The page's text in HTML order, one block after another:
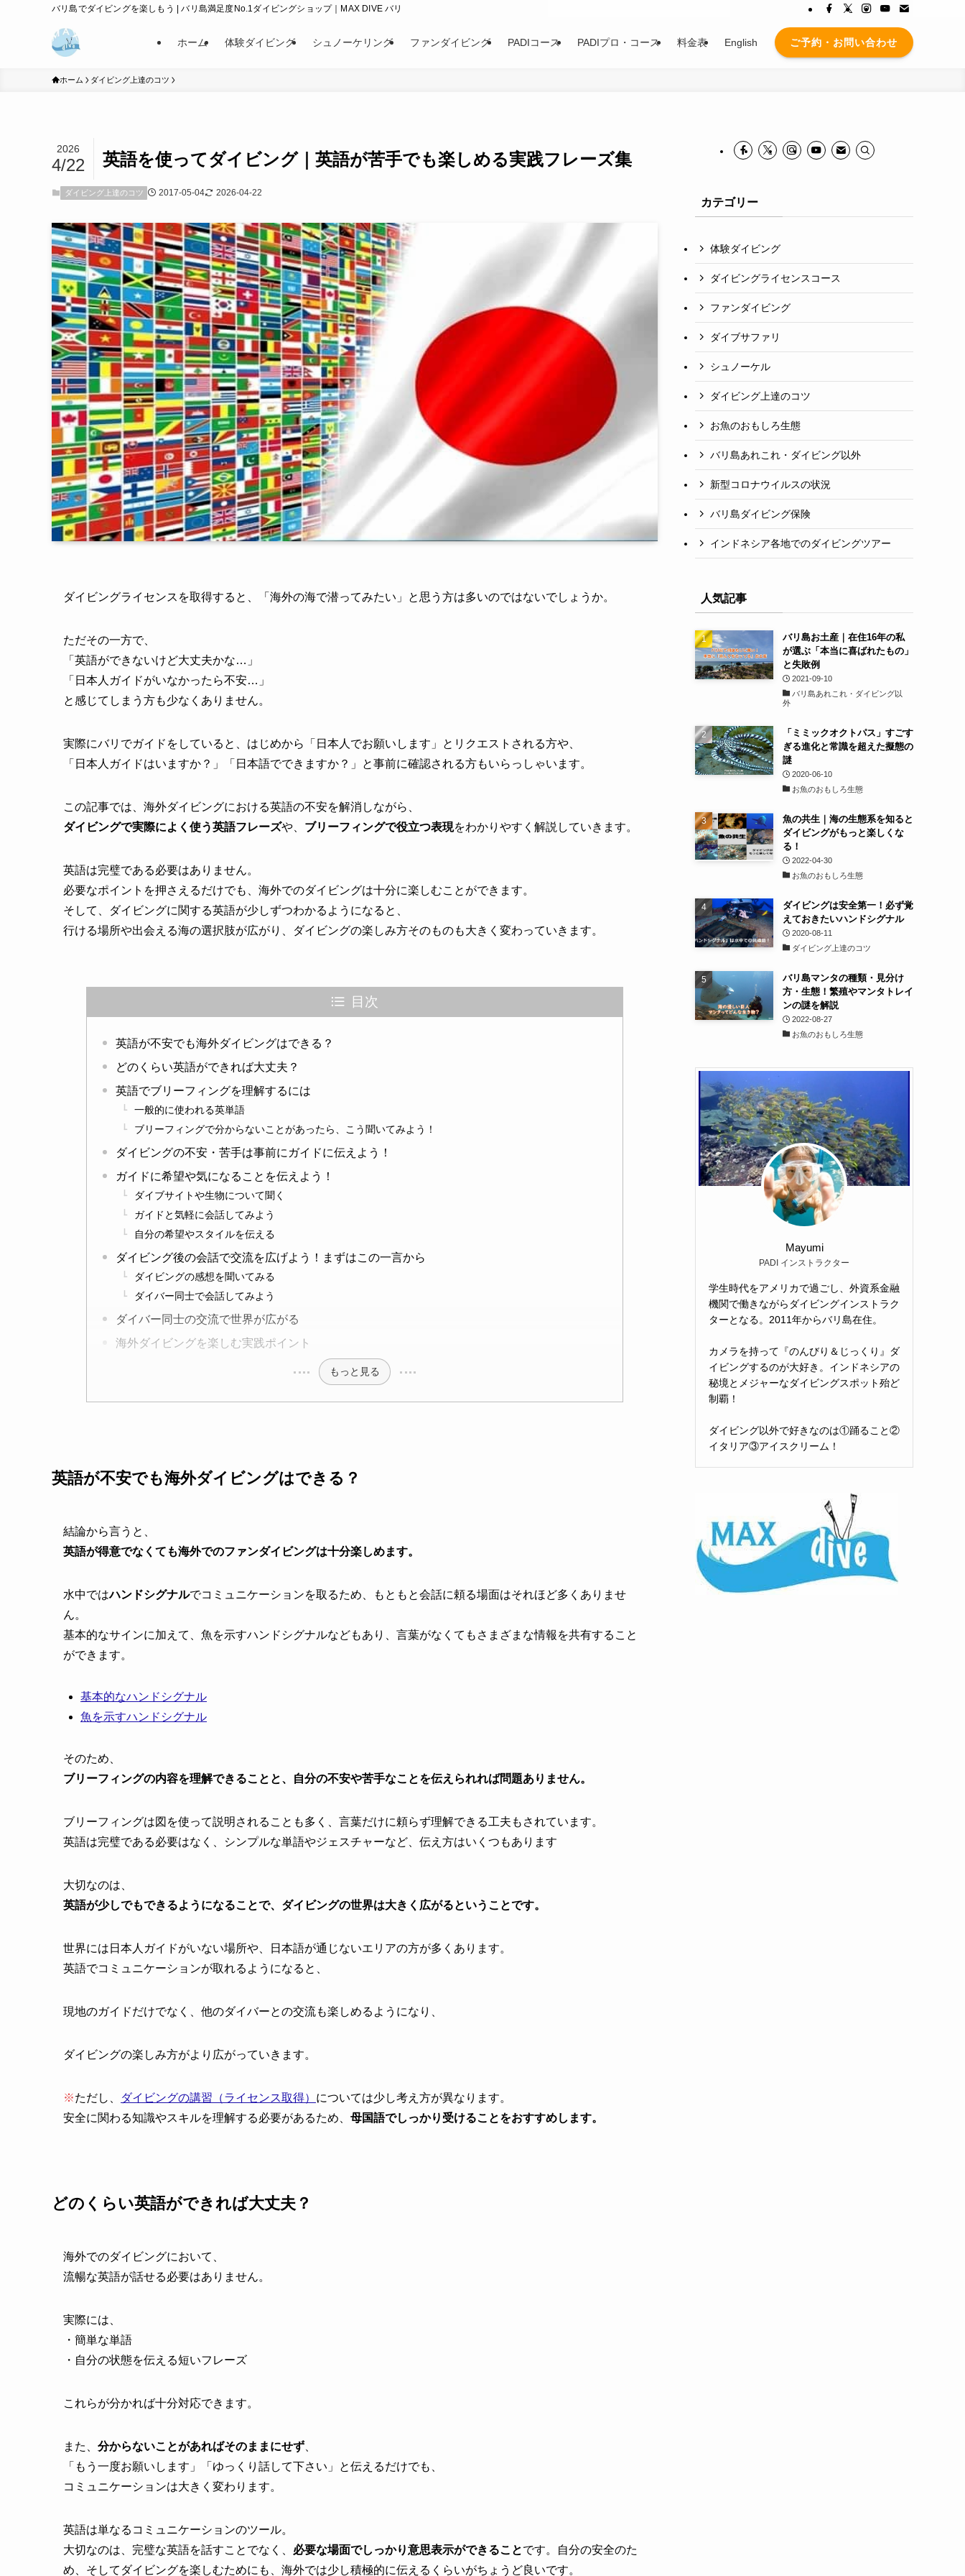
バリ島でダイビングを楽しもう | バリ島満足度No.1ダイビングショップ｜MAX DIVE バリ
ホーム 体験ダイビング シュノーケリング ファンダイビング PADIコース PADIプロ・コース 料金表 English ご予約・お問い合わせ
ホーム ダイビング上達のコツ
英語を使ってダイビング｜英語が苦手でも楽しめる実践フレーズ集
2026
4/22
ダイビング上達のコツ 2017-05-04 2026-04-22
ダイビングライセンスを取得すると、「海外の海で潜ってみたい」と思う方は多いのではないでしょうか。
ただその一方で、
「英語ができないけど大丈夫かな…」
「日本人ガイドがいなかったら不安…」
と感じてしまう方も少なくありません。
実際にバリでガイドをしていると、はじめから「日本人でお願いします」とリクエストされる方や、
「日本人ガイドはいますか？」「日本語でできますか？」と事前に確認される方もいらっしゃいます。
この記事では、海外ダイビングにおける英語の不安を解消しながら、
ダイビングで実際によく使う英語フレーズや、 ブリーフィングで役立つ表現をわかりやすく解説していきます。
英語は完璧である必要はありません。
必要なポイントを押さえるだけでも、海外でのダイビングは十分に楽しむことができます。
そして、ダイビングに関する英語が少しずつわかるようになると、
行ける場所や出会える海の選択肢が広がり、ダイビングの楽しみ方そのものも大きく変わっていきます。
目次
英語が不安でも海外ダイビングはできる？
どのくらい英語ができれば大丈夫？
英語でブリーフィングを理解するには
一般的に使われる英単語
ブリーフィングで分からないことがあったら、こう聞いてみよう！
ダイビングの不安・苦手は事前にガイドに伝えよう！
ガイドに希望や気になることを伝えよう！
ダイブサイトや生物について聞く
ガイドと気軽に会話してみよう
自分の希望やスタイルを伝える
ダイビング後の会話で交流を広げよう！まずはこの一言から
ダイビングの感想を聞いてみる
ダイバー同士で会話してみよう
ダイバー同士の交流で世界が広がる
海外ダイビングを楽しむ実践ポイント
もっと見る
英語が不安でも海外ダイビングはできる？
結論から言うと、
英語が得意でなくても海外でのファンダイビングは十分楽しめます。
水中ではハンドシグナルでコミュニケーションを取るため、もともと会話に頼る場面はそれほど多くありませ
ん。
基本的なサインに加えて、魚を示すハンドシグナルなどもあり、言葉がなくてもさまざまな情報を共有すること
ができます。
基本的なハンドシグナル
魚を示すハンドシグナル
そのため、
ブリーフィングの内容を理解できることと、自分の不安や苦手なことを伝えられれば問題ありません。
ブリーフィングは図を使って説明されることも多く、言葉だけに頼らず理解できる工夫もされています。
英語は完璧である必要はなく、シンプルな単語やジェスチャーなど、伝え方はいくつもあります
大切なのは、
英語が少しでもできるようになることで、ダイビングの世界は大きく広がるということです。
世界には日本人ガイドがいない場所や、日本語が通じないエリアの方が多くあります。
英語でコミュニケーションが取れるようになると、
現地のガイドだけでなく、他のダイバーとの交流も楽しめるようになり、
ダイビングの楽しみ方がより広がっていきます。
※ただし、 ダイビングの講習（ライセンス取得） については少し考え方が異なります。
安全に関わる知識やスキルを理解する必要があるため、 母国語でしっかり受けることをおすすめします。
どのくらい英語ができれば大丈夫？
海外でのダイビングにおいて、
流暢な英語が話せる必要はありません。
実際には、
・簡単な単語
・自分の状態を伝える短いフレーズ
これらが分かれば十分対応できます。
また、 分からないことがあればそのままにせず
「もう一度お願いします」「ゆっくり話して下さい」と伝えるだけでも、
コミュニケーションは大きく変わります。
英語は単なるコミュニケーションのツール。
大切なのは、完璧な英語を話すことでなく、 必要な場面でしっかり意思表示ができることです。自分の安全のた
め、そしてダイビングを楽しむためにも、海外では少し積極的に伝えるくらいがちょうど良いです。
カテゴリー
体験ダイビング
ダイビングライセンスコース
ファンダイビング
ダイブサファリ
シュノーケル
ダイビング上達のコツ
お魚のおもしろ生態
バリ島あれこれ・ダイビング以外
新型コロナウイルスの状況
バリ島ダイビング保険
インドネシア各地でのダイビングツアー
人気記事
バリ島お土産｜在住16年の私
が選ぶ「本当に喜ばれたもの」
と失敗例
2021-09-10
バリ島あれこれ・ダイビング以
外
「ミミックオクトパス」すごす
ぎる進化と常識を超えた擬態の
謎
2020-06-10
お魚のおもしろ生態
魚の共生｜海の生態系を知ると
ダイビングがもっと楽しくな
る！
2022-04-30
お魚のおもしろ生態
ダイビングは安全第一！必ず覚
えておきたいハンドシグナル
2020-08-11
ダイビング上達のコツ
バリ島マンタの種類・見分け
方・生態！繁殖やマンタトレイ
ンの謎を解説
2022-08-27
お魚のおもしろ生態
Mayumi
PADI インストラクター
学生時代をアメリカで過ごし、外資系金融
機関で働きながらダイビングインストラク
ターとなる。2011年からバリ島在住。
カメラを持って『のんびり＆じっくり』ダ
イビングするのが大好き。インドネシアの
秘境とメジャーなダイビングスポット殆ど
制覇！
ダイビング以外で好きなのは①踊ること②
イタリア③アイスクリーム！